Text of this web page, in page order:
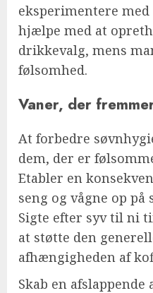
eksperimentere
hjælpe med at
drikkevalg, mens
følsomhed.
Vaner, der
At forbedre
dem, der er
Etabler en
seng og vågne op
Sigte efter syv til ni
at støtte den
afhængigheden af
Skab en